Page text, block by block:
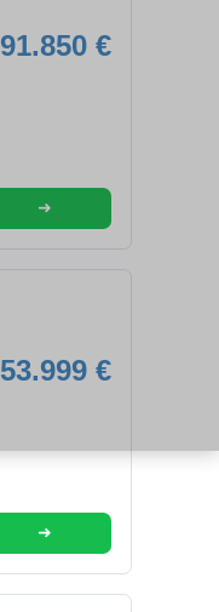
91.850 €
➜
53.999 €
➜